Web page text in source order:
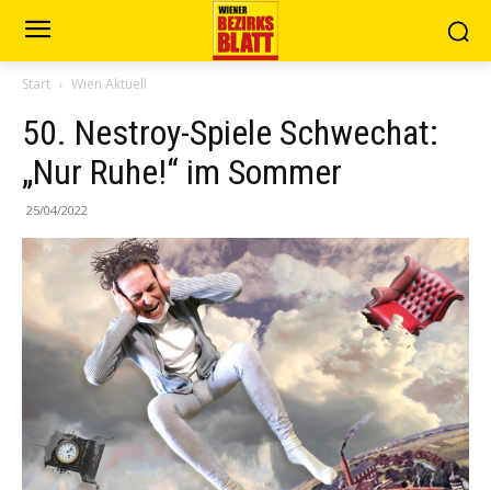
Start Wien Aktuell
50. Nestroy-Spiele Schwechat:
„Nur Ruhe!“ im Sommer
25/04/2022